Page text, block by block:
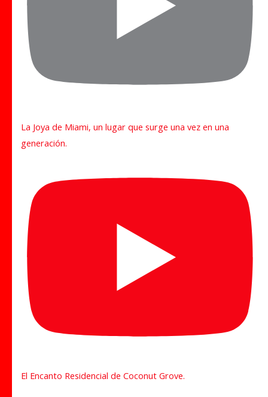
La Joya de Miami, un lugar que surge una vez en una
generación.
El Encanto Residencial de Coconut Grove.